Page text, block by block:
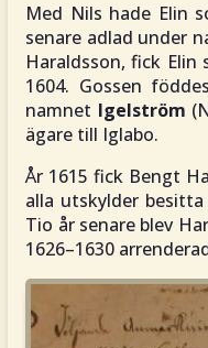
Med Nils hade Elin
senare adlad under
Haraldsson, fick
1604. Gossen
namnet Igelström
ägare till Iglabo.
År 1615 fick Bengt
alla utskylder
Tio år senare blev
1626–1630